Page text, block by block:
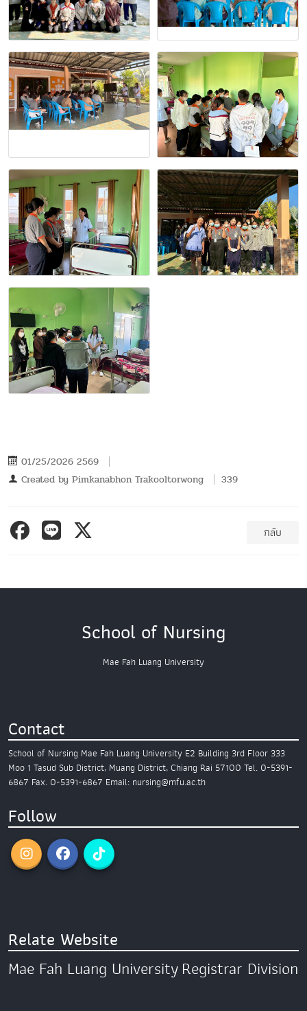
01/25/2026 2569
Created by Pimkanabhon Trakooltorwong 339
กลับ
School of Nursing
Mae Fah Luang University
Contact
School of Nursing Mae Fah Luang University E2 Building 3rd Floor 333
Moo 1 Tasud Sub District, Muang District, Chiang Rai 57100 Tel. 0-5391-
6867 Fax. 0-5391-6867 Email: nursing@mfu.ac.th
Follow
Relate Website
Mae Fah Luang UniversityRegistrar Division